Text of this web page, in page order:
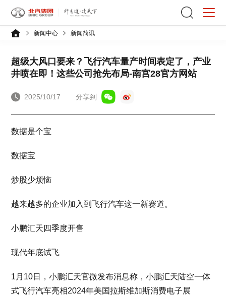
新闻中心 新闻简讯
超级大风口要来？飞行汽车量产时间表定了，产业
井喷在即！这些公司抢先布局-南宫28官方网站
2025/10/17 分享到
数据是个宝
数据宝
炒股少烦恼
越来越多的企业加入到飞行汽车这一新赛道。
小鹏汇天四季度开售
现代年底试飞
1月10日，小鹏汇天官微发布消息称，小鹏汇天陆空一体
式飞行汽车亮相2024年美国拉斯维加斯消费电子展